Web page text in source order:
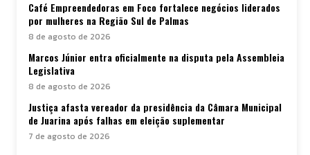
Café Empreendedoras em Foco fortalece negócios liderados
por mulheres na Região Sul de Palmas
8 de agosto de 2026
Marcos Júnior entra oficialmente na disputa pela Assembleia
Legislativa
8 de agosto de 2026
Justiça afasta vereador da presidência da Câmara Municipal
de Juarina após falhas em eleição suplementar
7 de agosto de 2026